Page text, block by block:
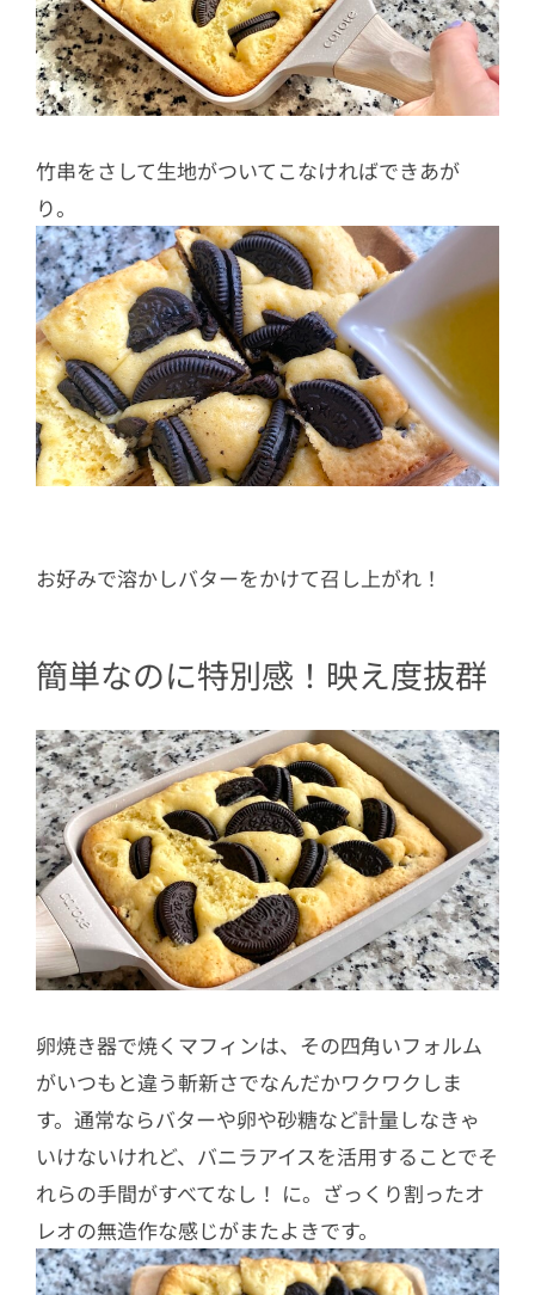
竹串をさして生地がついてこなければできあが
り。
お好みで溶かしバターをかけて召し上がれ！
簡単なのに特別感！映え度抜群
卵焼き器で焼くマフィンは、その四角いフォルム
がいつもと違う斬新さでなんだかワクワクしま
す。通常ならバターや卵や砂糖など計量しなきゃ
いけないけれど、バニラアイスを活用することでそ
れらの手間がすべてなし！ に。ざっくり割ったオ
レオの無造作な感じがまたよきです。